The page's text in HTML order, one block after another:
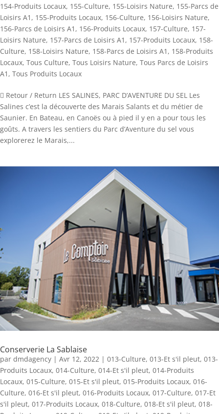
154-Produits Locaux, 155-Culture, 155-Loisirs Nature, 155-Parcs de
Loisirs A1 , 155-Produits Locaux, 156-Culture, 156-Loisirs Nature,
156-Parcs de Loisirs A1 , 156-Produits Locaux, 157-Culture, 157-
Loisirs Nature, 157-Parcs de Loisirs A1 , 157-Produits Locaux, 158-
Culture, 158-Loisirs Nature, 158-Parcs de Loisirs A1 , 158-Produits
Locaux, Tous Culture, Tous Loisirs Nature, Tous Parcs de Loisirs
A1 , Tous Produits Locaux
 Retour / Return LES SALINES, PARC D’AVENTURE DU SEL Les
Salines c’est la découverte des Marais Salants et du métier de
Saunier. En Bateau, en Canoës ou à pied il y en a pour tous les
goûts. A travers les sentiers du Parc d’Aventure du sel vous
explorerez le Marais,...
Conserverie La Sablaise
par dmdagency | Avr 12, 2022 | 013-Culture, 013-Et s'il pleut, 013-
Produits Locaux, 014-Culture, 014-Et s'il pleut, 014-Produits
Locaux, 015-Culture, 015-Et s'il pleut, 015-Produits Locaux, 016-
Culture, 016-Et s'il pleut, 016-Produits Locaux, 017-Culture, 017-Et
s'il pleut, 017-Produits Locaux, 018-Culture, 018-Et s'il pleut, 018-